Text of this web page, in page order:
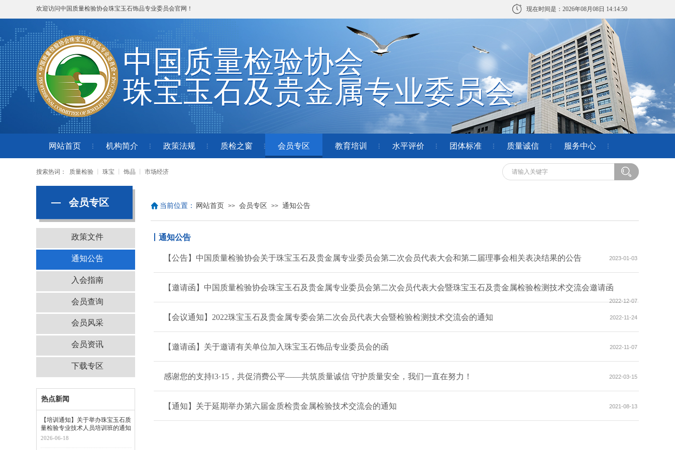
现在时间是：2026年08月08日 14:14:51
欢迎访问中国质量检验协会珠宝玉石饰品专业委员会官网！
中国质量检验协会
珠宝玉石及贵金属专业委员会
中国质量检验协会
珠宝玉石及贵金属专业委员会
网站首页 机构简介 政策法规 质检之窗 会员专区 教育培训 水平评价 团体标准 质量诚信 服务中心
搜索热词： 质量检验 珠宝 饰品 市场经济
按钮文本
会员专区 当前位置： 网站首页 >> 会员专区 >> 通知公告
政策文件
通知公告
入会指南
会员查询
会员风采
会员资讯
下载专区
丨通知公告
【公告】中国质量检验协会关于珠宝玉石及贵金属专业委员会第二次会员代表大会和第二届理事会相关表决结果的公告 2023-01-03
【邀请函】中国质量检验协会珠宝玉石及贵金属专业委员会第二次会员代表大会暨珠宝玉石及贵金属检验检测技术交流会邀请函
2022-12-07
【会议通知】2022珠宝玉石及贵金属专委会第二次会员代表大会暨检验检测技术交流会的通知 2022-11-24
【邀请函】关于邀请有关单位加入珠宝玉石饰品专业委员会的函 2022-11-07
感谢您的支持‖3·15，共促消费公平——共筑质量诚信 守护质量安全，我们一直在努力！ 2022-03-15
【通知】关于延期举办第六届金质检贵金属检验技术交流会的通知 2021-08-13
热点新闻
【培训通知】关于举办珠宝玉石质
量检验专业技术人员培训班的通知
2026-06-18